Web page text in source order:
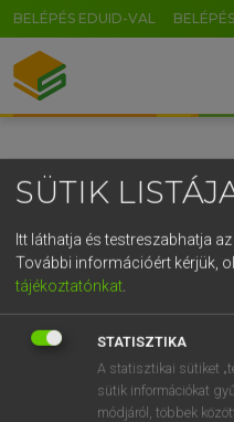
BELÉPÉS EDUID-VAL BELÉPÉS
SÜTIK
Itt láthatja és testreszabhatja
További információért kérjük,
tájékoztatónkat
STATISZTIKA
A statisztikai sütiket
sütik információkat
módjáról, többek
GR
5
g h k l
v b n m ,